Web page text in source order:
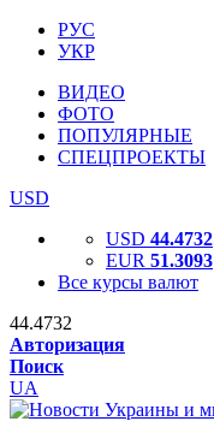
РУС
УКР
ВИДЕО
ФОТО
ПОПУЛЯРНЫЕ
СПЕЦПРОЕКТЫ
USD
USD 44.4732
EUR 51.3093
Все курсы валют
44.4732
Авторизация
Поиск
UA